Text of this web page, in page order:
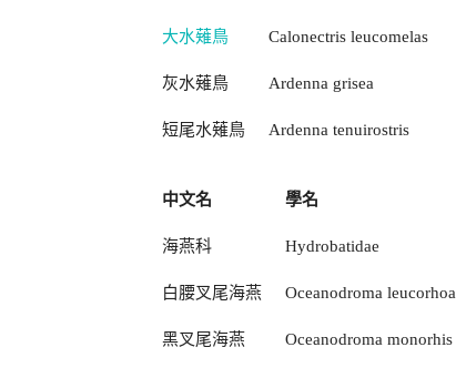
大水薙鳥 Calonectris leucomelas
灰水薙鳥 Ardenna grisea
短尾水薙鳥 Ardenna tenuirostris
中文名 學名
海燕科 Hydrobatidae
白腰叉尾海燕 Oceanodroma leucorhoa
黑叉尾海燕 Oceanodroma monorhis